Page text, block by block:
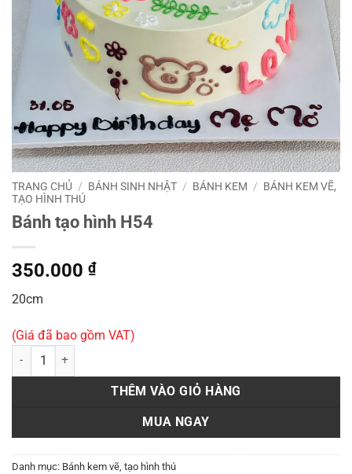
TRANG CHỦ / BÁNH SINH NHẬT / BÁNH KEM / BÁNH KEM VẼ,
TẠO HÌNH THÚ
Bánh tạo hình H54
350.000 ₫
20cm
(Giá đã bao gồm VAT)
Bánh tạo hình H54 số lượng
THÊM VÀO GIỎ HÀNG
MUA NGAY
Danh mục: Bánh kem vẽ, tạo hình thú